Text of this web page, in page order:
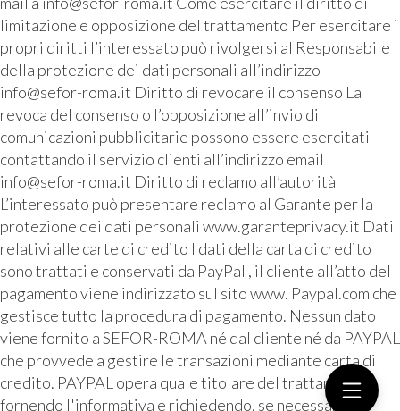
limitazione e opposizione del trattamento Per esercitare i
propri diritti l’interessato può rivolgersi al Responsabile
della protezione dei dati personali all’indirizzo
info@sefor-roma.it Diritto di revocare il consenso La
revoca del consenso o l’opposizione all’invio di
comunicazioni pubblicitarie possono essere esercitati
contattando il servizio clienti all’indirizzo email
info@sefor-roma.it Diritto di reclamo all’autorità
L’interessato può presentare reclamo al Garante per la
protezione dei dati personali www.garanteprivacy.it Dati
relativi alle carte di credito I dati della carta di credito
sono trattati e conservati da PayPal , il cliente all’atto del
pagamento viene indirizzato sul sito www. Paypal.com che
gestisce tutto la procedura di pagamento. Nessun dato
viene fornito a SEFOR-ROMA né dal cliente né da PAYPAL
che provvede a gestire le transazioni mediante carta di
credito. PAYPAL opera quale titolare del trattamento
fornendo l'informativa e richiedendo, se necessario, il